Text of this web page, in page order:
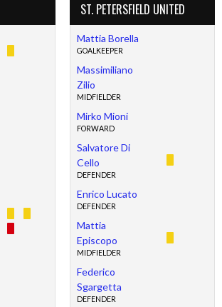
ST. PETERSFIELD UNITED
Mattia Borella
GOALKEEPER
Massimiliano
Zilio
MIDFIELDER
Mirko Mioni
FORWARD
Salvatore Di
Cello
DEFENDER
Enrico Lucato
DEFENDER
Mattia
Episcopo
MIDFIELDER
Federico
Sgargetta
DEFENDER